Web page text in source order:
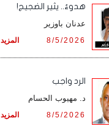
هدوءٌ.. يثير الضجيج!
عدنان باوزير
المزيد 8/5/2026
الرد واجب
د. مهيوب الحسام
المزيد 8/5/2026